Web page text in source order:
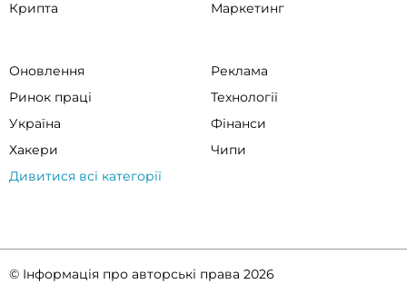
Крипта
Маркетинг
Оновлення
Реклама
Ринок праці
Технології
Україна
Фінанси
Хакери
Чипи
Дивитися всі категорії
© Інформація про авторські права 2026